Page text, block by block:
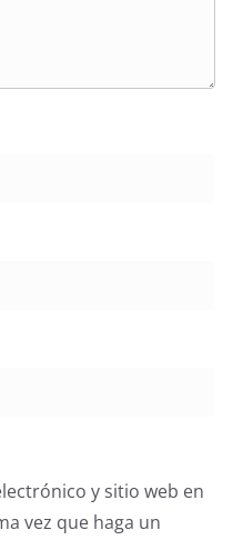
y sitio web en
vez que haga un